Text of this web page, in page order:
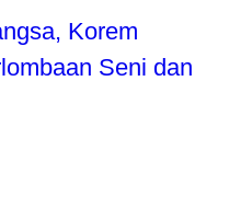
Korem
Seni dan